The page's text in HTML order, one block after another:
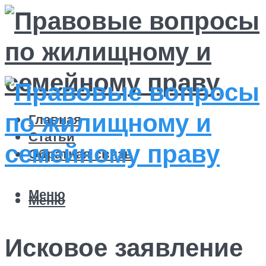
Главная
Статьи
Обратная связь
Меню
Меню
Исковое заявление